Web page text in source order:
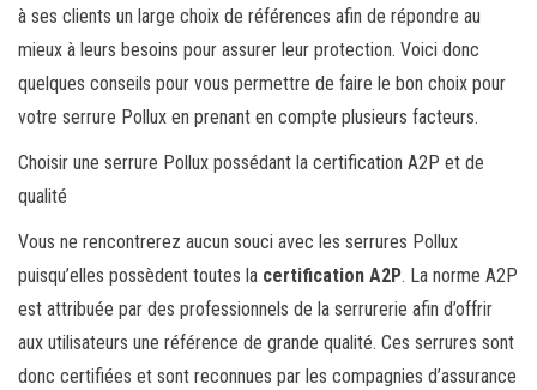
à ses clients un large choix de références afin de répondre au
mieux à leurs besoins pour assurer leur protection. Voici donc
quelques conseils pour vous permettre de faire le bon choix pour
votre serrure Pollux en prenant en compte plusieurs facteurs.
Choisir une serrure Pollux possédant la certification A2P et de
qualité
Vous ne rencontrerez aucun souci avec les serrures Pollux
puisqu’elles possèdent toutes la certification A2P. La norme A2P
est attribuée par des professionnels de la serrurerie afin d’offrir
aux utilisateurs une référence de grande qualité. Ces serrures sont
donc certifiées et sont reconnues par les compagnies d’assurance